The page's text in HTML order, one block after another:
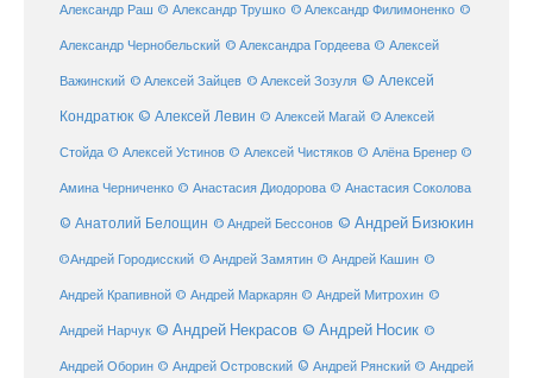
Александр Раш © Александр Трушко © Александр Филимоненко ©
Александр Чернобельский © Александра Гордеева © Алексей
Важинский © Алексей Зайцев © Алексей Зозуля © Алексей
Кондратюк © Алексей Левин © Алексей Магай © Алексей
Стойда © Алексей Устинов © Алексей Чистяков © Алёна Бренер ©
Амина Черниченко © Анастасия Диодорова © Анастасия Соколова
© Анатолий Белощин © Андрей Бессонов © Андрей Бизюкин
©Андрей Городисский © Андрей Замятин © Андрей Кашин ©
Андрей Крапивной © Андрей Маркарян © Андрей Митрохин ©
Андрей Нарчук © Андрей Некрасов © Андрей Носик ©
Андрей Оборин © Андрей Островский © Андрей Рянский © Андрей